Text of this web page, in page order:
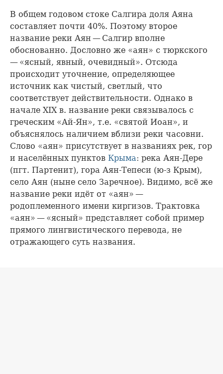
В общем годовом стоке Салгира доля Аяна
составляет почти 40%. Поэтому второе
название реки Аян — Салгир вполне
обоснованно. Дословно же «аян» с тюркского
— «ясный, явный, очевидный». Отсюда
происходит уточнение, определяющее
источник как чистый, светлый, что
соответствует действительности. Однако в
начале XIX в. название реки связывалось с
греческим «Ай-Ян», т.е. «святой Иоан», и
объяснялось наличием вблизи реки часовни.
Слово «аян» присутствует в названиях рек, гор
и населённых пунктов Крыма: река Аян-Дере
(пгт. Партенит), гора Аян-Тепеси (ю-з Крым),
село Аян (ныне село Заречное). Видимо, всё же
название реки идёт от «аян» —
родоплеменного имени киргизов. Трактовка
«аян» — «ясный» представляет собой пример
прямого лингвистического перевода, не
отражающего суть названия.